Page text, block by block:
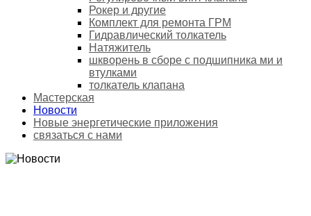
Рокер и другие
Комплект для ремонта ГРМ
Гидравлический толкатель
Натяжитель
шкворень в сборе с подшипника ми и
втулками
толкатель клапана
Мастерская
Новости
Новые энергетические приложения
связаться с нами